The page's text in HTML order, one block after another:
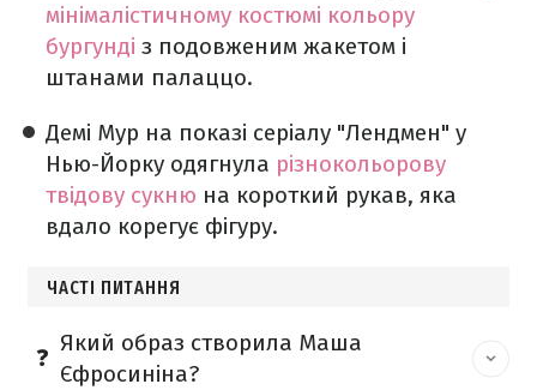
мінімалістичному костюмі кольору
бургунді з подовженим жакетом і
штанами палаццо.
Демі Мур на показі серіалу "Лендмен" у
Нью-Йорку одягнула різнокольорову
твідову сукню на короткий рукав, яка
вдало корегує фігуру.
ЧАСТІ ПИТАННЯ
Який образ створила Маша
Єфросиніна?